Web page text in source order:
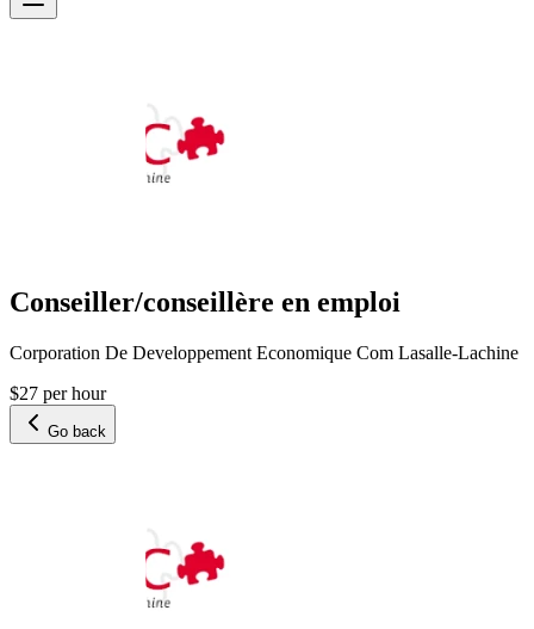
Conseiller/conseillère en emploi
Corporation De Developpement Economique Com Lasalle-Lachine
$27 per hour
Go back